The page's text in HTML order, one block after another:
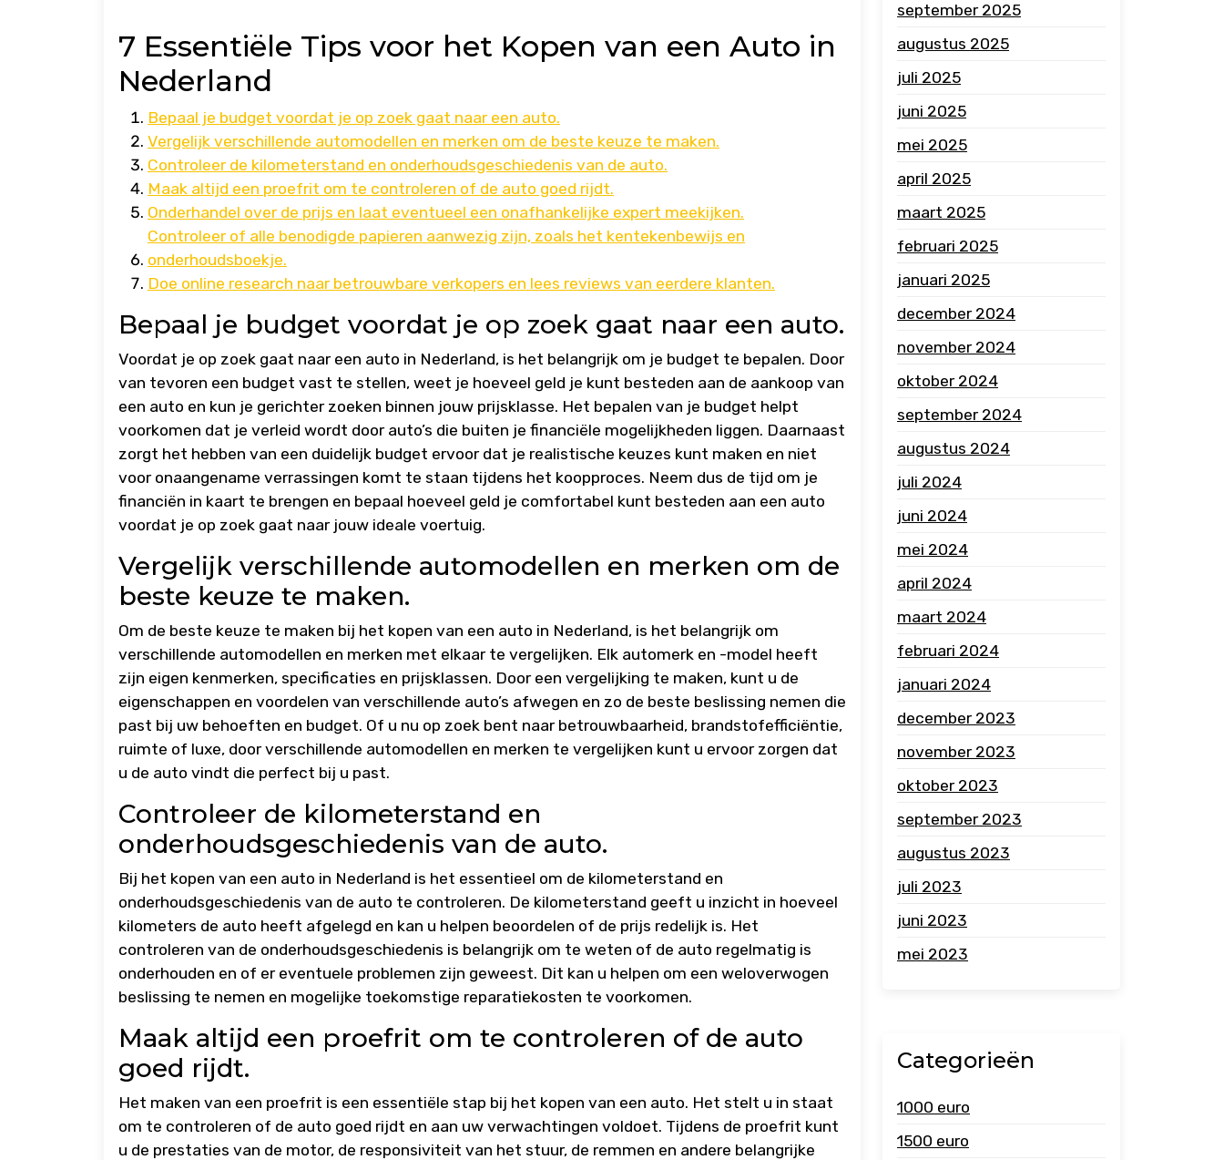
7 Essentiële Tips voor het Kopen van een Auto in
Nederland
Bepaal je budget voordat je op zoek gaat naar een auto.
Vergelijk verschillende automodellen en merken om de beste keuze te maken.
Controleer de kilometerstand en onderhoudsgeschiedenis van de auto.
Maak altijd een proefrit om te controleren of de auto goed rijdt.
Onderhandel over de prijs en laat eventueel een onafhankelijke expert meekijken.
Controleer of alle benodigde papieren aanwezig zijn, zoals het kentekenbewijs en
onderhoudsboekje.
Doe online research naar betrouwbare verkopers en lees reviews van eerdere klanten.
Bepaal je budget voordat je op zoek gaat naar een auto.
Voordat je op zoek gaat naar een auto in Nederland, is het belangrijk om je budget te bepalen. Door
van tevoren een budget vast te stellen, weet je hoeveel geld je kunt besteden aan de aankoop van
een auto en kun je gerichter zoeken binnen jouw prijsklasse. Het bepalen van je budget helpt
voorkomen dat je verleid wordt door auto’s die buiten je financiële mogelijkheden liggen. Daarnaast
zorgt het hebben van een duidelijk budget ervoor dat je realistische keuzes kunt maken en niet
voor onaangename verrassingen komt te staan tijdens het koopproces. Neem dus de tijd om je
financiën in kaart te brengen en bepaal hoeveel geld je comfortabel kunt besteden aan een auto
voordat je op zoek gaat naar jouw ideale voertuig.
Vergelijk verschillende automodellen en merken om de
beste keuze te maken.
Om de beste keuze te maken bij het kopen van een auto in Nederland, is het belangrijk om
verschillende automodellen en merken met elkaar te vergelijken. Elk automerk en -model heeft
zijn eigen kenmerken, specificaties en prijsklassen. Door een vergelijking te maken, kunt u de
eigenschappen en voordelen van verschillende auto’s afwegen en zo de beste beslissing nemen die
past bij uw behoeften en budget. Of u nu op zoek bent naar betrouwbaarheid, brandstofefficiëntie,
ruimte of luxe, door verschillende automodellen en merken te vergelijken kunt u ervoor zorgen dat
u de auto vindt die perfect bij u past.
Controleer de kilometerstand en
onderhoudsgeschiedenis van de auto.
Bij het kopen van een auto in Nederland is het essentieel om de kilometerstand en
onderhoudsgeschiedenis van de auto te controleren. De kilometerstand geeft u inzicht in hoeveel
kilometers de auto heeft afgelegd en kan u helpen beoordelen of de prijs redelijk is. Het
controleren van de onderhoudsgeschiedenis is belangrijk om te weten of de auto regelmatig is
onderhouden en of er eventuele problemen zijn geweest. Dit kan u helpen om een weloverwogen
beslissing te nemen en mogelijke toekomstige reparatiekosten te voorkomen.
Maak altijd een proefrit om te controleren of de auto
goed rijdt.
Het maken van een proefrit is een essentiële stap bij het kopen van een auto. Het stelt u in staat
om te controleren of de auto goed rijdt en aan uw verwachtingen voldoet. Tijdens de proefrit kunt
u de prestaties van de motor, de responsiviteit van het stuur, de remmen en andere belangrijke
september 2025
augustus 2025
juli 2025
juni 2025
mei 2025
april 2025
maart 2025
februari 2025
januari 2025
december 2024
november 2024
oktober 2024
september 2024
augustus 2024
juli 2024
juni 2024
mei 2024
april 2024
maart 2024
februari 2024
januari 2024
december 2023
november 2023
oktober 2023
september 2023
augustus 2023
juli 2023
juni 2023
mei 2023
Categorieën
1000 euro
1500 euro